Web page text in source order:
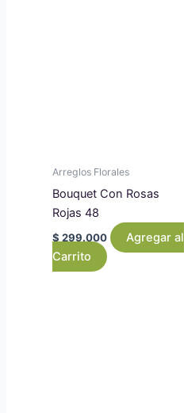
Arreglos Florales
Bouquet Con Rosas
Rojas 48
$ 299.000
Agregar al
Carrito